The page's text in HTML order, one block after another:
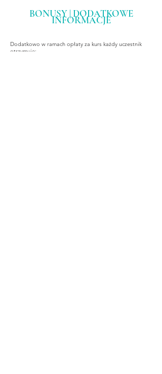
BONUSY | DODATKOWE
INFORMACJE
Dodatkowo w ramach opłaty za kurs każdy uczestnik
otrzymuje: